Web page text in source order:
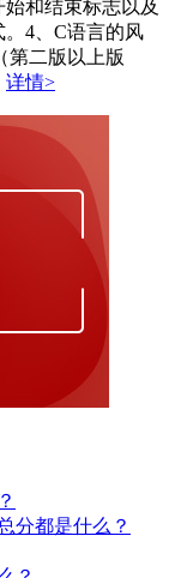
和结束标志以及
4、C语言的风
第二版以上版
详情>
分都是什么？